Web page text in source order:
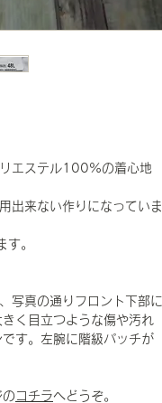
エステル100%の着心地
出来ない作りになっていま
す。
写真の通りフロント下部に
く目立つような傷や汚れ
す。左腕に階級パッチが
のコチラへどうぞ。